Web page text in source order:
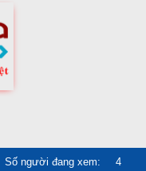
Số người đang xem: 4